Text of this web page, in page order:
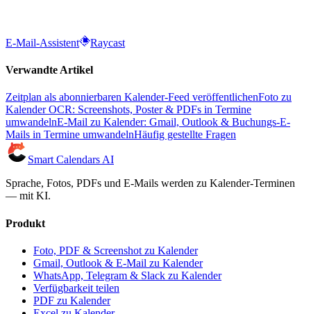
E-Mail-Assistent Raycast
Verwandte Artikel
Zeitplan als abonnierbaren Kalender-Feed veröffentlichenFoto zu
Kalender OCR: Screenshots, Poster & PDFs in Termine
umwandelnE-Mail zu Kalender: Gmail, Outlook & Buchungs-E-
Mails in Termine umwandelnHäufig gestellte Fragen
Smart Calendars AI
Sprache, Fotos, PDFs und E-Mails werden zu Kalender-Terminen
— mit KI.
Produkt
Foto, PDF & Screenshot zu Kalender
Gmail, Outlook & E-Mail zu Kalender
WhatsApp, Telegram & Slack zu Kalender
Verfügbarkeit teilen
PDF zu Kalender